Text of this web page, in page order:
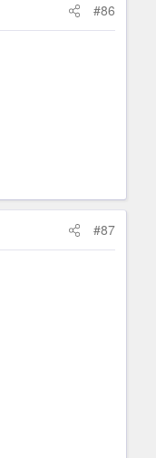
#86
#87